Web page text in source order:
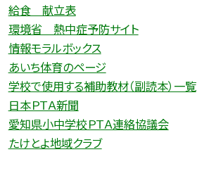
給食 献立表
環境省 熱中症予防サイト
情報モラルボックス
あいち体育のページ
学校で使用する補助教材（副読本）一覧
日本ＰＴＡ新聞
愛知県小中学校ＰＴＡ連絡協議会
たけとよ地域クラブ